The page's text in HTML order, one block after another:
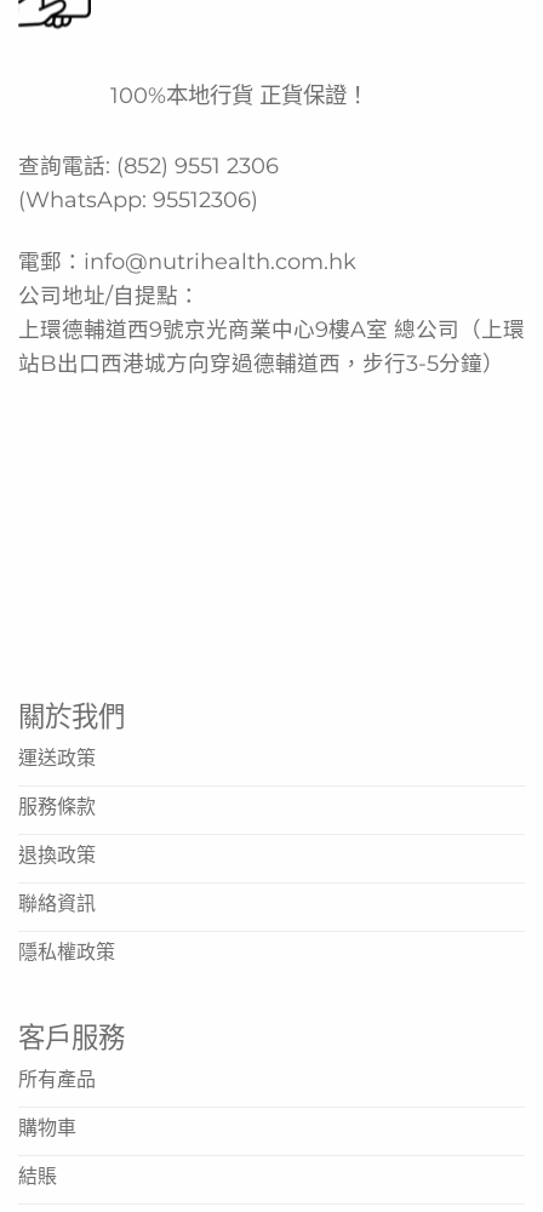
100%本地行貨 正貨保證！
查詢電話: (852) 9551 2306
(WhatsApp: 95512306)
電郵： info@nutrihealth.com.hk
公司地址/自提點：
上環德輔道西9號京光商業中心9樓A室 總公司（上環
站B出口西港城方向穿過德輔道西，步行3-5分鐘）
關於我們
運送政策
服務條款
退換政策
聯絡資訊
隱私權政策
客戶服務
所有產品
購物車
結賬